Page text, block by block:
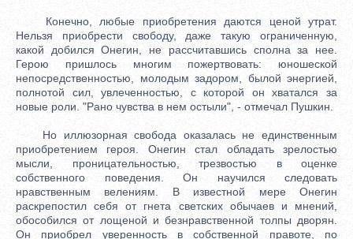
Конечно, любые приобретения даются ценой утрат.
Нельзя приобрести свободу, даже такую ограниченную,
какой добился Онегин, не рассчитавшись сполна за нее.
Герою пришлось многим пожертвовать: юношеской
непосредственностью, молодым задором, былой энергией,
полнотой сил, увлеченностью, с которой он хватался за
новые роли. "Рано чувства в нем остыли", - отмечал Пушкин.
Но иллюзорная свобода оказалась не единственным
приобретением героя. Онегин стал обладать зрелостью
мысли, проницательностью, трезвостью в оценке
собственного поведения. Он научился следовать
нравственным велениям. В известной мере Онегин
раскрепостил себя от гнета светских обычаев и мнений,
обособился от лощеной и безнравственной толпы дворян.
Он приобрел уверенность в собственной правоте, по